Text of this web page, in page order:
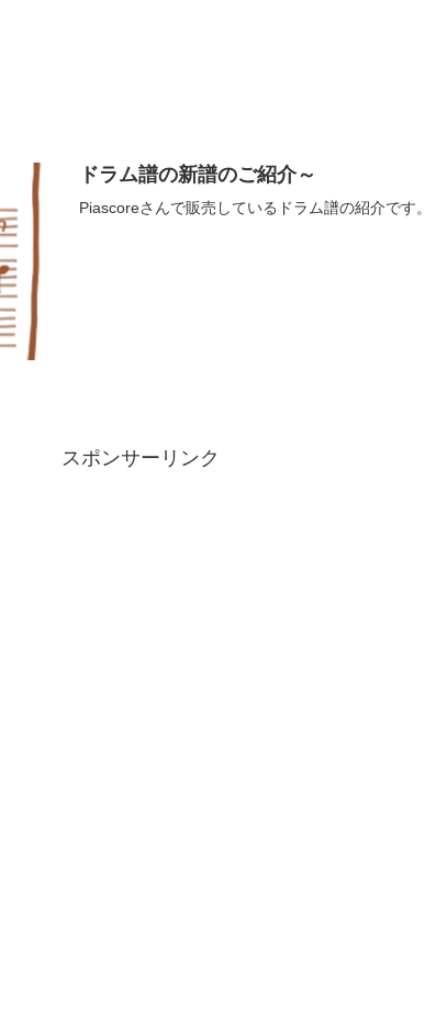
ドラム譜の新譜のご紹介～
Piascoreさんで販売しているドラム譜の紹介です。
スポンサーリンク